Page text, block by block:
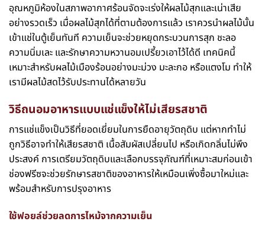
อุณหภูมิห้องในสภาพอากาศร้อนจัดจะเร่งให้ผลไม้สุกและเน่าเสีย
อย่างรวดเร็ว เมื่อผลไม้สุกได้ที่ตามต้องการแล้ว เราควรนำผลไม้นั้น
เข้าแช่ในตู้เย็นทันที ความเย็นจะช่วยหยุดกระบวนการสุก ชะลอ
ความนิ่มเละ และรักษาความหวานอมเปรี้ยวเอาไว้ได้ดี เทคนิคนี้
เหมาะสำหรับผลไม้เมืองร้อนอย่างมะม่วง มะละกอ หรือแตงโม ทำให้
เรามีผลไม้สดไว้รับประทานได้หลายวัน
วิธีถนอมอาหารแบบแช่แข็งให้ไม่เสียรสชาติ
การแช่แข็งเป็นวิธีที่ยอดเยี่ยมในการยืดอายุวัตถุดิบ แต่หากทำไม่
ถูกวิธีอาจทำให้เสียรสชาติ เนื้อสัมผัสเปลี่ยนไป หรือเกิดกลิ่นไม่พึง
ประสงค์ การเตรียมวัตถุดิบและเลือกบรรจุภัณฑ์ที่เหมาะสมก่อนเข้า
ช่องฟรีซจะช่วยรักษารสชาติของอาหารให้เหมือนเพิ่งซื้อมาใหม่และ
พร้อมสำหรับการปรุงอาหาร
ใช้ฟอยล์ช่วยลดการไหม้จากความเย็น